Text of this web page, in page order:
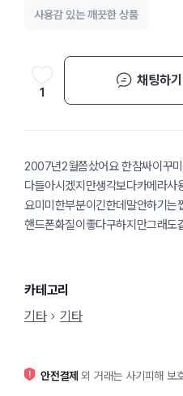
사용감 있는 깨끗한 상품
1
채팅하기
2007년2월쯤샀어요 한참싸이꾸
다들아시겠지만생각보다카메라사
요미미한부분이긴한데말안하기는
핸드폰화질이좋다구하지만그래
카테고리
기타
기타
안전결제 외 거래는 사기피해 보